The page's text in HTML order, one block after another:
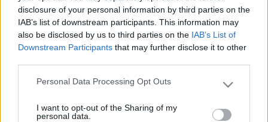
disclosure of your personal information by third parties on the
IAB’s list of downstream participants. This information may
also be disclosed by us to third parties on the IAB’s List of
Downstream Participants that may further disclose it to other
Please note that this website/app uses one or more Google
not limited to your visit or usage behaviour. You may click to
Personal Data Processing Opt Outs
I want to opt-out of the Sharing of my
personal data.
TP del 2004/5
E tappata l'egr dal 2010 ...
In risposta al messaggio di ciupidel18/12/2018 15:37:51